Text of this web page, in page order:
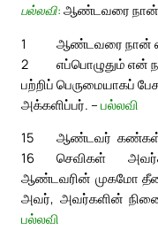
பல்லவி: ஆண்டவரை நான்
1
ஆண்டவரை நான்
எப்பொழுதும் என்
2
பற்றிப் பெருமையாகப்
அக்களிப்பர். – பல்லவி
15
ஆண்டவர் கண்கள்
செவிகள்
16
ஆண்டவரின் முகமோ
அவர், அவர்களின்
பல்லவி